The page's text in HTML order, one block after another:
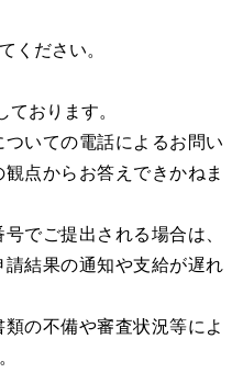
ください。
おります。
いての電話によるお問い
点からお答えできかねま
でご提出される場合は、
結果の通知や支給が遅れ
の不備や審査状況等によ